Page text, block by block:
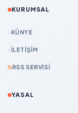
KURUMSAL
KÜNYE
İLETIŞIM
RSS SERVISI
YASAL